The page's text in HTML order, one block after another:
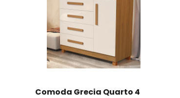
Cômoda Quarto Infantil